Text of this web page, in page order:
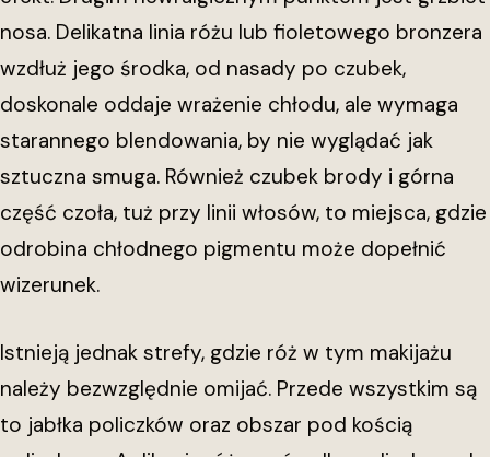
nosa. Delikatna linia różu lub fioletowego bronzera
wzdłuż jego środka, od nasady po czubek,
doskonale oddaje wrażenie chłodu, ale wymaga
starannego blendowania, by nie wyglądać jak
sztuczna smuga. Również czubek brody i górna
część czoła, tuż przy linii włosów, to miejsca, gdzie
odrobina chłodnego pigmentu może dopełnić
wizerunek.
Istnieją jednak strefy, gdzie róż w tym makijażu
należy bezwzględnie omijać. Przede wszystkim są
to jabłka policzków oraz obszar pod kością